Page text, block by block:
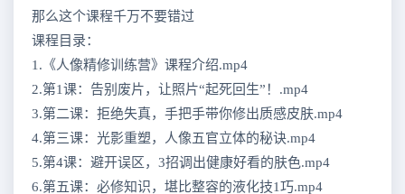
那么这个课程千万不要错过
课程目录：
1.《人像精修训练营》课程介绍.mp4
2.第1课：告别废片，让照片“起死回生”！.mp4
3.第二课：拒绝失真，手把手带你修出质感皮肤.mp4
4.第三课：光影重塑，人像五官立体的秘诀.mp4
5.第4课：避开误区，3招调出健康好看的肤色.mp4
6.第五课：必修知识，堪比整容的液化技1巧.mp4